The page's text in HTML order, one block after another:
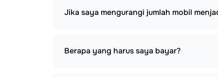
Jika saya mengurangi jumlah mobil
Berapa yang harus saya bayar?